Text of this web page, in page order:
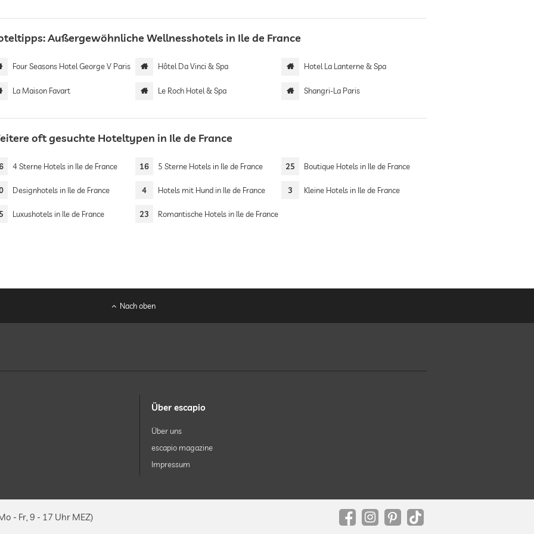
Außergewöhnliche Wellnesshotels in Ile de France
Four Seasons Hotel George V Paris Hôtel Da Vinci & Spa Hotel La Lanterne & Spa
La Maison Favart Le Roch Hotel & Spa Shangri-La Paris
oft gesuchte Hoteltypen in Ile de France
4 Sterne Hotels in Ile de France 16 5 Sterne Hotels in Ile de France 25 Boutique Hotels in Ile de France
Designhotels in Ile de France 4 Hotels mit Hund in Ile de France 3 Kleine Hotels in Ile de France
Luxushotels in Ile de France 23 Romantische Hotels in Ile de France
Nach oben
Über escapio
Über uns
escapio magazine
Impressum
- Fr, 9 - 17 Uhr MEZ)